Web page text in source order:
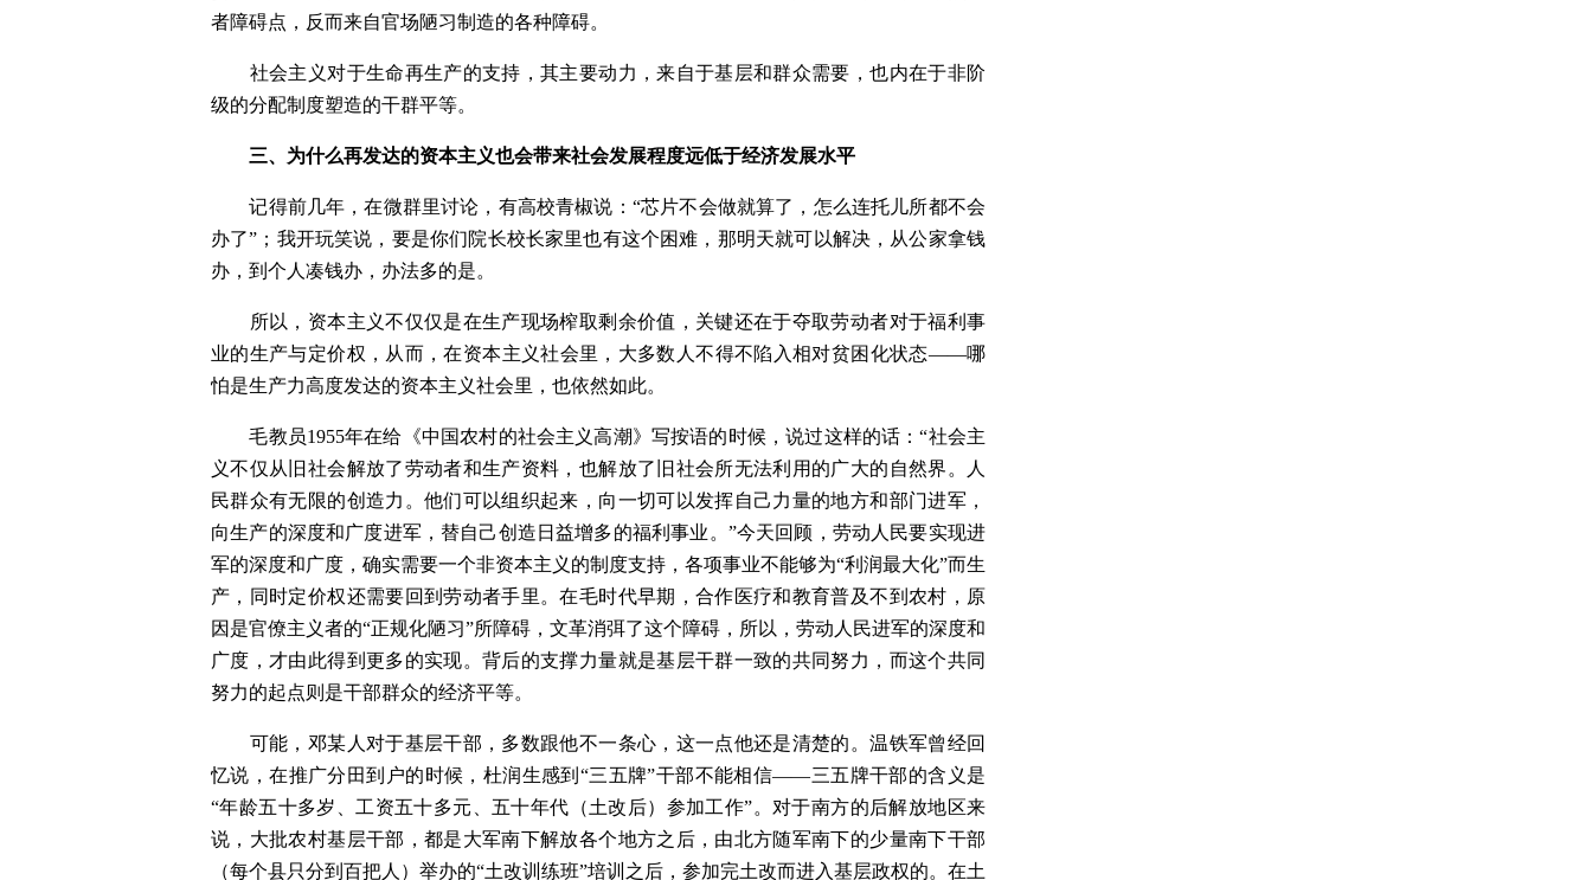
者障碍点，反而来自官场陋习制造的各种障碍。
社会主义对于生命再生产的支持，其主要动力，来自于基层和群众需要，也内在于非阶
级的分配制度塑造的干群平等。
三、为什么再发达的资本主义也会带来社会发展程度远低于经济发展水平
记得前几年，在微群里讨论，有高校青椒说：“芯片不会做就算了，怎么连托儿所都不会
办了”；我开玩笑说，要是你们院长校长家里也有这个困难，那明天就可以解决，从公家拿钱
办，到个人凑钱办，办法多的是。
所以，资本主义不仅仅是在生产现场榨取剩余价值，关键还在于夺取劳动者对于福利事
业的生产与定价权，从而，在资本主义社会里，大多数人不得不陷入相对贫困化状态——哪
怕是生产力高度发达的资本主义社会里，也依然如此。
毛教员1955年在给《中国农村的社会主义高潮》写按语的时候，说过这样的话：“社会主
义不仅从旧社会解放了劳动者和生产资料，也解放了旧社会所无法利用的广大的自然界。人
民群众有无限的创造力。他们可以组织起来，向一切可以发挥自己力量的地方和部门进军，
向生产的深度和广度进军，替自己创造日益增多的福利事业。”今天回顾，劳动人民要实现进
军的深度和广度，确实需要一个非资本主义的制度支持，各项事业不能够为“利润最大化”而生
产，同时定价权还需要回到劳动者手里。在毛时代早期，合作医疗和教育普及不到农村，原
因是官僚主义者的“正规化陋习”所障碍，文革消弭了这个障碍，所以，劳动人民进军的深度和
广度，才由此得到更多的实现。背后的支撑力量就是基层干群一致的共同努力，而这个共同
努力的起点则是干部群众的经济平等。
可能，邓某人对于基层干部，多数跟他不一条心，这一点他还是清楚的。温铁军曾经回
忆说，在推广分田到户的时候，杜润生感到“三五牌”干部不能相信——三五牌干部的含义是
“年龄五十多岁、工资五十多元、五十年代（土改后）参加工作”。对于南方的后解放地区来
说，大批农村基层干部，都是大军南下解放各个地方之后，由北方随军南下的少量南下干部
（每个县只分到百把人）举办的“土改训练班”培训之后，参加完土改而进入基层政权的。在土